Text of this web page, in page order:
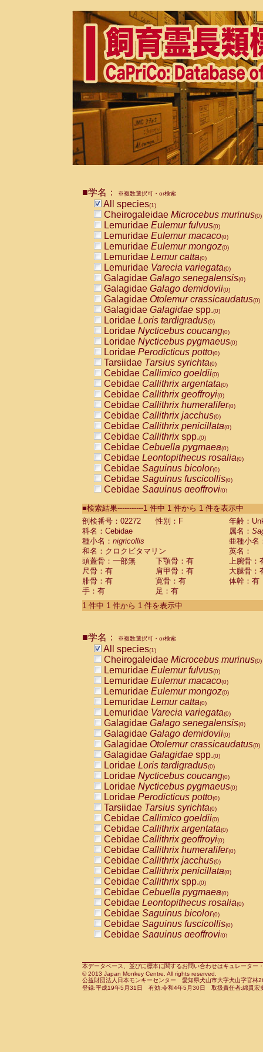
■学名： ※複数選択可・or検索
All species(1)
Cheirogaleidae Microcebus murinus(0)
Lemuridae Eulemur fulvus(0)
Lemuridae Eulemur macaco(0)
Lemuridae Eulemur mongoz(0)
Lemuridae Lemur catta(0)
Lemuridae Varecia variegata(0)
Galagidae Galago senegalensis(0)
Galagidae Galago demidovii(0)
Galagidae Otolemur crassicaudatus(0)
Galagidae Galagidae spp.(0)
Loridae Loris tardigradus(0)
Loridae Nycticebus coucang(0)
Loridae Nycticebus pygmaeus(0)
Loridae Perodicticus potto(0)
Tarsiidae Tarsius syrichta(0)
Cebidae Callimico goeldii(0)
Cebidae Callithrix argentata(0)
Cebidae Callithrix geoffroyi(0)
Cebidae Callithrix humeralifer(0)
Cebidae Callithrix jacchus(0)
Cebidae Callithrix penicillata(0)
Cebidae Callithrixspp.(0)
Cebidae Cebuella pygmaea(0)
Cebidae Leontopithecus rosalia(0)
Cebidae Saguinus bicolor(0)
Cebidae Saguinus fuscicollis(0)
Cebidae Saguinus geoffroyi(0)
CebidaeSaguinus labiatus(0)
Cebidae Saguinus leucopus (0)
Cebidae
CebidaeSaguinus mystax
CebidaeSaguinus nigricollis (1)
Cebidae Saguinus oedipus
Cebidae Saguinus weddelli
Cebidae Saguinusspp.
Cebidae Aotus trivirgatus
Cebidae Cebus albifrons
CebidaeCebus nigrivittatus
CebidaeCebus
CebidaeSaimiri boliviensis(0)
CebidaeSaimiri sciureus(0)
AtelidaeAlouatta caraya(0)
AtelidaeAlouatta fusca(0)
AtelidaeAlouatta seniculus
AtelidaeAlouattaspp.(0)
AtelidaeAteles belzebuth(0)
AtelidaeAteles geoffroyi(0)
AtelidaeAteles paniscus(0)
AtelidaeAtelesspp.(0)
Atelidae Lagothrix lagothricha
AtelidaeLagothrix lagothricha cana
PitheciidaeCacajao calvus
PitheciidaeCallicebus cupreus
PitheciidaeCallicebus donacophilus
PitheciidaeCallicebus moloch
PitheciidaeCallicebus torquatus
PitheciidaeCallicebusspp.(0)
PitheciidaeChiropotes satanas(0)
PitheciidaePithecia monachus
PitheciidaePithecia pithecia(0)
CercopithecidaeCercocebus agilis
CercopithecidaeCercocebus
CercopithecidaeCercocebus
CercopithecidaeCercocebus
CercopithecidaeCercocebus
CercopithecidaeCercocebushybrid
CercopithecidaePapio anubis(0)
CercopithecidaePapio cynocephalus
CercopithecidaePapio hamadryas(0)
■検索結果-----------1 件中 1 件から 1 件を表示中
剖検番号：02272
性別：F
年齢：
科名：Cebidae
属名：
種小名： nigricollis
亜種小名
和名：クロクビタマリン
英名：
頭蓋骨：一部無
下顎骨：有
上腕骨：
尺骨：有
肩甲骨：有
大腿骨：
腓骨：有
寛骨：有
体幹：有
手：有
足：有
1 件中 1 件から 1 件を表示中
■学名： ※複数選択可・or検索
All species(1)
Cheirogaleidae Microcebus murinus(0)
Lemuridae Eulemur fulvus(0)
Lemuridae Eulemur macaco(0)
Lemuridae Eulemur mongoz(0)
Lemuridae Lemur catta(0)
Lemuridae Varecia variegata(0)
Galagidae Galago senegalensis(0)
Galagidae Galago demidovii(0)
Galagidae Otolemur crassicaudatus(0)
Galagidae Galagidae spp.(0)
Loridae Loris tardigradus(0)
Loridae Nycticebus coucang(0)
Loridae Nycticebus pygmaeus(0)
Loridae Perodicticus potto(0)
Tarsiidae Tarsius syrichta(0)
Cebidae Callimico goeldii(0)
Cebidae Callithrix argentata(0)
Cebidae Callithrix geoffroyi(0)
Cebidae Callithrix humeralifer(0)
Cebidae Callithrix jacchus(0)
Cebidae Callithrix penicillata(0)
Cebidae Callithrixspp.(0)
Cebidae Cebuella pygmaea(0)
Cebidae Leontopithecus rosalia(0)
Cebidae Saguinus bicolor(0)
Cebidae Saguinus fuscicollis(0)
Cebidae Saguinus geoffroyi(0)
CebidaeSaguinus leucopus(0)
CebidaeSaguinus midas(0)
Cebidae Saguinus mystax(0)
本データベース、並びに標本に関するお問い合わせはキュレータ
© 2013 Japan Monkey Centre. All rights reserved.
公益財団法人日本モンキーセンター 愛知県犬山市大字犬山字官
登録:平成19年5月31日 有効:令和4年5月30日 取扱責任者:綿貫宏